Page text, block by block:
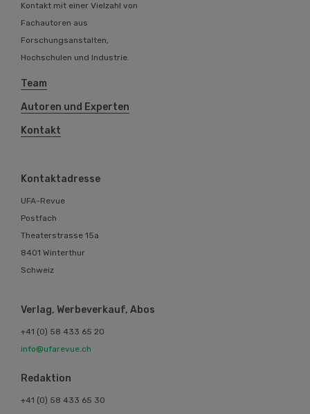
Kontakt mit einer Vielzahl von
Fachautoren aus
Forschungsanstalten,
Hochschulen und Industrie.
Team
Autoren und Experten
Kontakt
Kontaktadresse
UFA-Revue
Postfach
Theaterstrasse 15a
8401 Winterthur
Schweiz
Verlag, Werbeverkauf, Abos
+41 (0) 58 433 65 20
info@ufarevue.ch
Redaktion
+41 (0) 58 433 65 30